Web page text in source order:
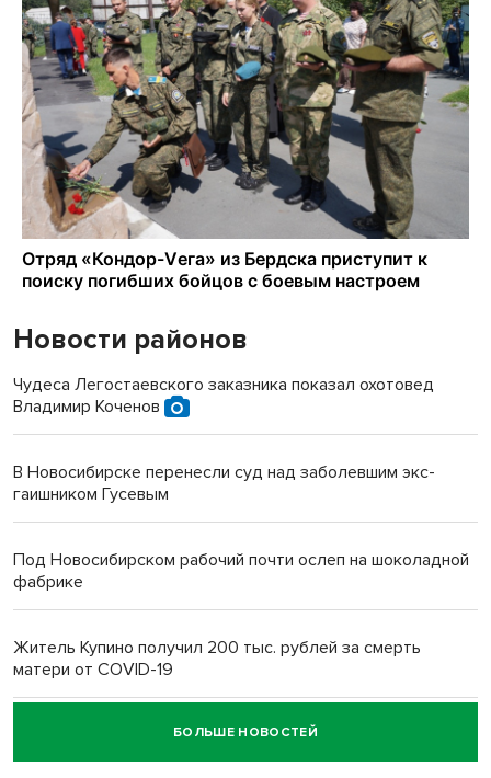
Новости районов
Чудеса Легостаевского заказника показал охотовед
Владимир Коченов
В Новосибирске перенесли суд над заболевшим экс-
гаишником Гусевым
Под Новосибирском рабочий почти ослеп на шоколадной
фабрике
Житель Купино получил 200 тыс. рублей за смерть
матери от COVID-19
Новосибирский суд наказал водителя за смерть
пенсионерки на вокзале
БОЛЬШЕ НОВОСТЕЙ